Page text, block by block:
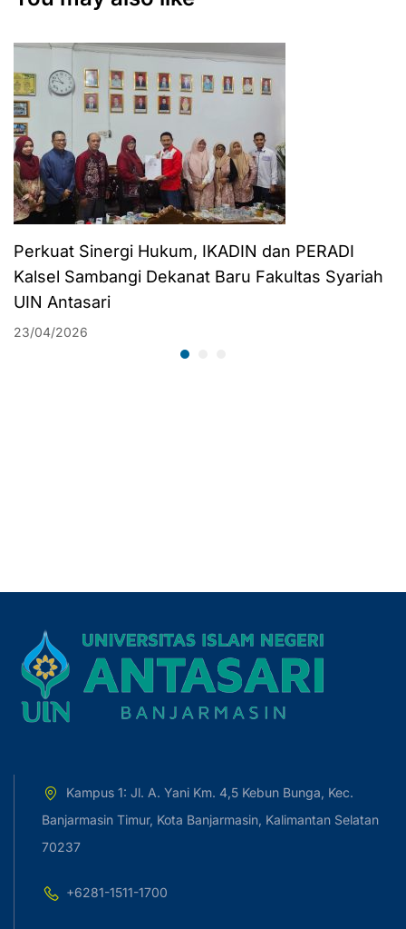
Perkuat Sinergi Hukum, IKADIN dan PERADI
Kalsel Sambangi Dekanat Baru Fakultas Syariah
UIN Antasari
23/04/2026
Kampus 1: Jl. A. Yani Km. 4,5 Kebun Bunga, Kec.
Banjarmasin Timur, Kota Banjarmasin, Kalimantan Selatan
70237
+6281-1511-1700